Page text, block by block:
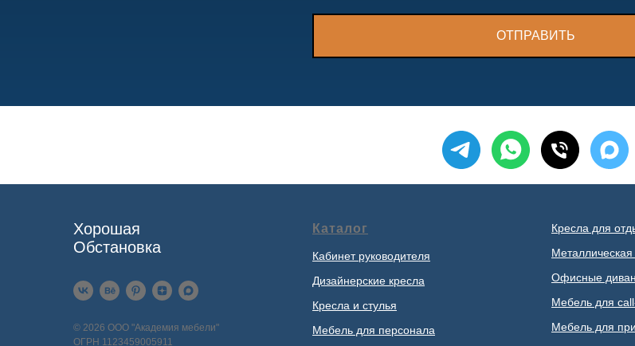
ОТПРАВИТЬ
Хорошая
Обстановка
© 2026 ООО "Академия мебели"
ОГРН 1123459005911
Каталог
Кабинет руководителя
Дизайнерские кресла
Кресла и стулья
Мебель для персонала
Кресла для
Офисные
Мебель для
Мебель для